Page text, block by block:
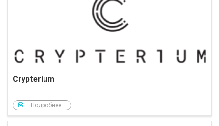
Crypterium
Подробнее